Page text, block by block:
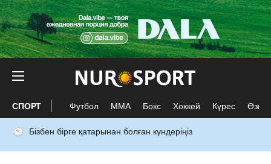
СПОРТ Футбол ММА Бокс Хоккей Күрес Өзге
Бізбен бірге қатарынан болған күндеріңіз